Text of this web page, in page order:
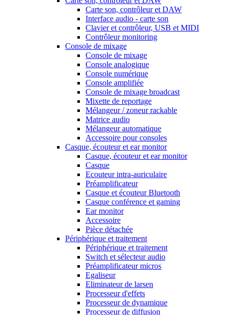
Carte son, contrôleur et DAW
Interface audio - carte son
Clavier et contrôleur, USB et MIDI
Contrôleur monitoring
Console de mixage
Console de mixage
Console analogique
Console numérique
Console amplifiée
Console de mixage broadcast
Mixette de reportage
Mélangeur / zoneur rackable
Matrice audio
Mélangeur automatique
Accessoire pour consoles
Casque, écouteur et ear monitor
Casque, écouteur et ear monitor
Casque
Ecouteur intra-auriculaire
Préamplificateur
Casque et écouteur Bluetooth
Casque conférence et gaming
Ear monitor
Accessoire
Pièce détachée
Périphérique et traitement
Périphérique et traitement
Switch et sélecteur audio
Préamplificateur micros
Egaliseur
Eliminateur de larsen
Processeur d'effets
Processeur de dynamique
Processeur de diffusion